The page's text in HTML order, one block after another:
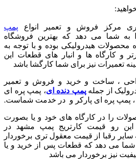
مرکز فروش و تعمیر انواع پمپ
به شما می دهد که بهترین فروشگاه
محصولات هیدرولیکی بوده و با توجه به
و کارگاه ها و انبار های قطعات این
تعمیرات نیز برای شما کارگشا باشد
، ساخت و خرید و فروش و تعمیر
از جملهپمپ دنده ای، پمپ پره ای
، پمپ پره ای پارکر و در خدمت شماست.
را در کارگاه های خود و یا بصورت
این رو قیمت کارتریج پمپ مشهد در
رقبا از قیمت معقول تری برخوردار
شما می دهد که قطعات پس از خرید و یا
نیز برخوردار می باشد